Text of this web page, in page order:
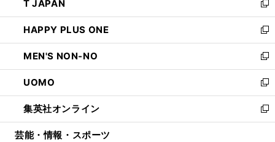
く
で
開
く
ド
ウ
で
開
く
ィ
ン
ド
ウ
で
開
く
い
ウ
ィ
ン
ド
ウ
で
開
く
T JAPAN
新
し
い
ウ
ィ
ン
ド
ウ
で
開
HAPPY PLUS ONE
新
し
い
ウ
ィ
ン
ド
ウ
MEN'S NON-NO
新
し
い
ウ
ィ
ン
UOMO
新
し
い
ウ
集英社オンライン
新
し
芸能・情報・スポーツ